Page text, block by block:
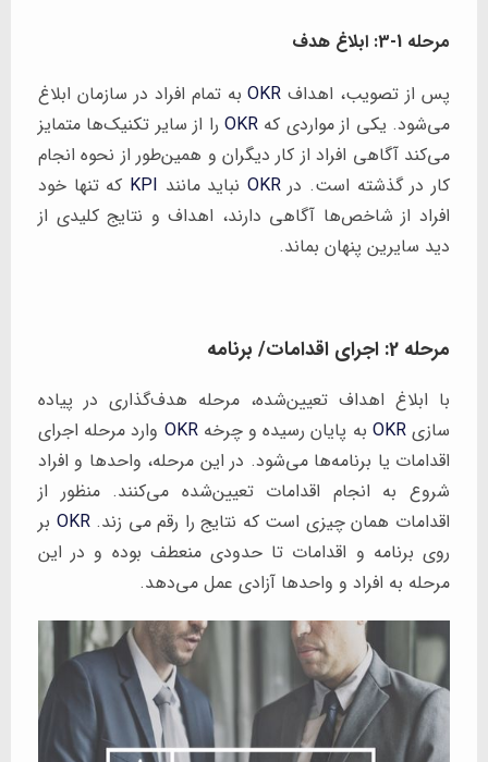
مرحله 1-3: ابلاغ هدف
پس از تصویب، اهداف OKRبه تمام افراد در سازمان ابلاغ
می‌شود. یکی از مواردی که OKR را از سایر تکنیک‌ها متمایز
می‌کند آگاهی افراد از کار دیگران و همین‌طور از نحوه انجام
کار در گذشته است. درOKR نباید مانند KPI که تنها خود
افراد از شاخص‌ها آگاهی دارند، اهداف و نتایج کلیدی از
دید سایرین پنهان بماند.
مرحله 2: اجرای اقدامات/ برنامه
با ابلاغ اهداف تعیین‌شده، مرحله هدف‌گذاری در پیاده
سازیOKR به پایان رسیده و چرخهOKR وارد مرحله اجرای
اقدامات یا برنامه‌ها می‌شود. در این مرحله، واحدها و افراد
شروع به انجام اقدامات تعیین‌شده می‌کنند. منظور از
اقدامات همان چیزی است که نتایج را رقم می زند.OKR بر
روی برنامه و اقدامات تا حدودی منعطف بوده و در این
مرحله به افراد و واحدها آزادی عمل می‌دهد.